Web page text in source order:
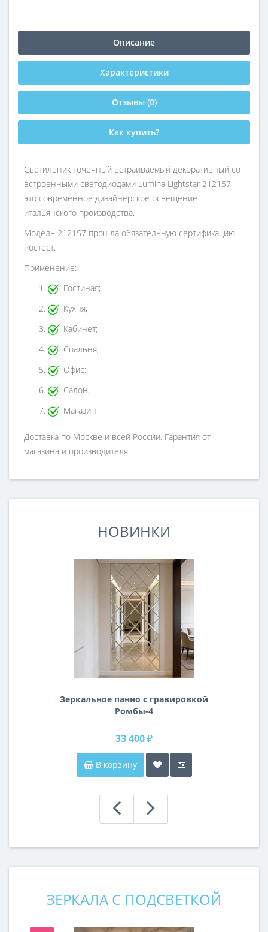
Описание
Характеристики
Отзывы (0)
Как купить?
Светильник точечный встраиваемый декоративный со
встроенными светодиодами Lumina Lightstar 212157 —
это современное дизайнерское освещение
итальянского производства.
Модель 212157 прошла обязательную сертификацию
Ростест.
Применение:
Гостиная;
Кухня;
Кабинет;
Спальня;
Офис;
Салон;
Магазин
Доставка по Москве и всей России. Гарантия от
магазина и производителя.
НОВИНКИ
Зеркальное панно с гравировкой
Ромбы-4
33 400 ₽
В корзину
ЗЕРКАЛА С ПОДСВЕТКОЙ